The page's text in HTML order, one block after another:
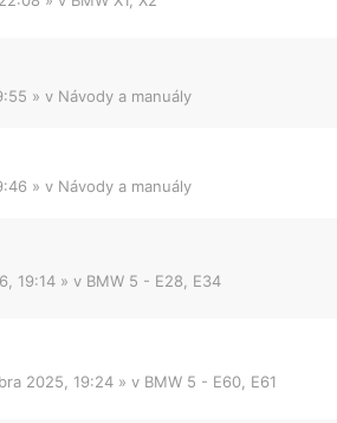
» v Návody a manuály
» v Návody a manuály
19:14 » v BMW 5 - E28, E34
2025, 19:24 » v BMW 5 - E60, E61